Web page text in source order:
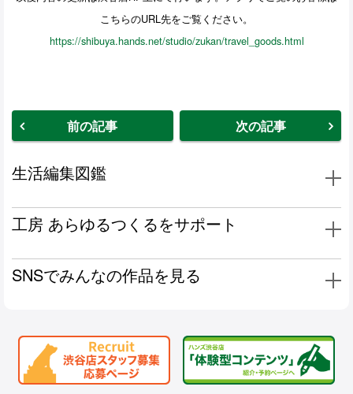
こちらのURL先をご覧ください。
https://shibuya.hands.net/studio/zukan/travel_goods.html
前の記事 次の記事
生活編集図鑑
工房 あらゆるつくるをサポート
SNSでみんなの作品を見る